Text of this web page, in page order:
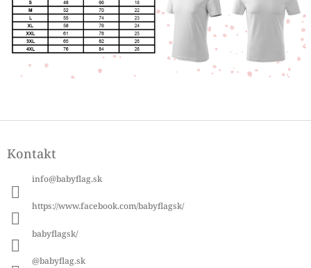
Z
pKontakt
info@babyflag.sk
https://www.facebook.com/babyflagsk/
babyflagsk/
@babyflag.sk